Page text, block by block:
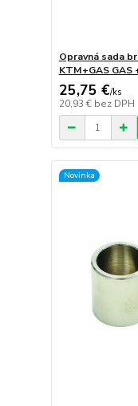
Opravná sada
KTM+GAS GAS
25,75 €/ks
20,93 € bez DPH
Novinka